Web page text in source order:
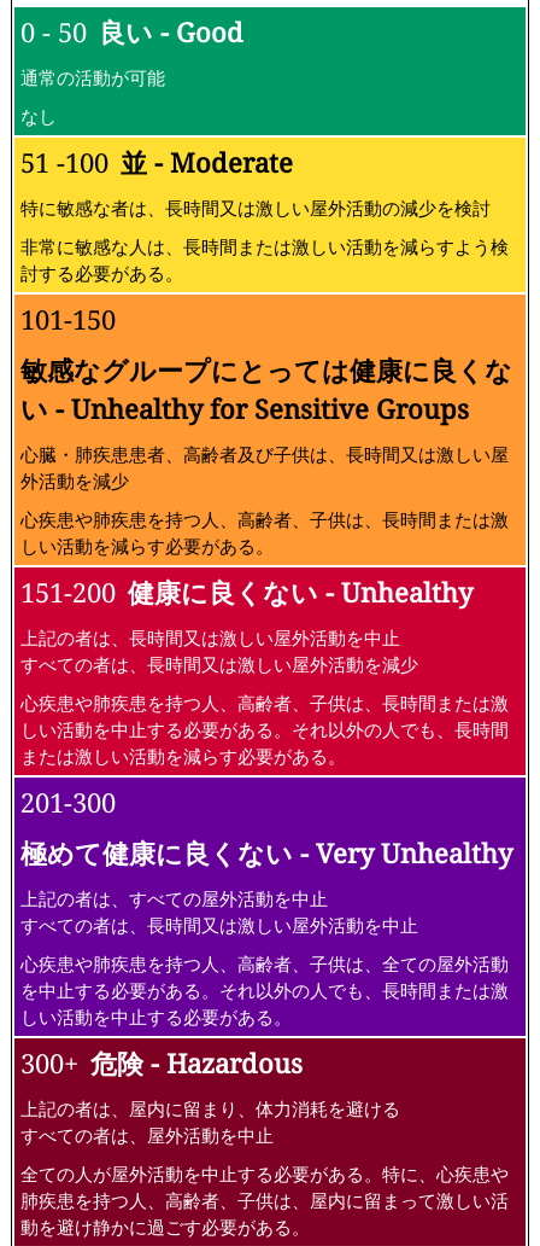
0 - 50 良い - Good
通常の活動が可能
なし
51 -100 並 - Moderate
特に敏感な者は、長時間又は激しい屋外活動の減少を検討
非常に敏感な人は、長時間または激しい活動を減らすよう検
討する必要がある。
101-150
敏感なグループにとっては健康に良くな
い - Unhealthy for Sensitive Groups
心臓・肺疾患患者、高齢者及び子供は、長時間又は激しい屋
外活動を減少
心疾患や肺疾患を持つ人、高齢者、子供は、長時間または激
しい活動を減らす必要がある。
151-200 健康に良くない - Unhealthy
上記の者は、長時間又は激しい屋外活動を中止
すべての者は、長時間又は激しい屋外活動を減少
心疾患や肺疾患を持つ人、高齢者、子供は、長時間または激
しい活動を中止する必要がある。それ以外の人でも、長時間
または激しい活動を減らす必要がある。
201-300
極めて健康に良くない - Very Unhealthy
上記の者は、すべての屋外活動を中止
すべての者は、長時間又は激しい屋外活動を中止
心疾患や肺疾患を持つ人、高齢者、子供は、全ての屋外活動
を中止する必要がある。それ以外の人でも、長時間または激
しい活動を中止する必要がある。
300+ 危険 - Hazardous
上記の者は、屋内に留まり、体力消耗を避ける
すべての者は、屋外活動を中止
全ての人が屋外活動を中止する必要がある。特に、心疾患や
肺疾患を持つ人、高齢者、子供は、屋内に留まって激しい活
動を避け静かに過ごす必要がある。